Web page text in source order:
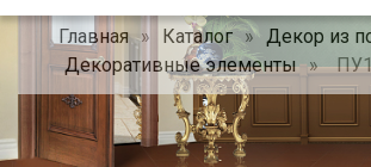
Главная » Каталог » Декор из
Декоративные элементы »